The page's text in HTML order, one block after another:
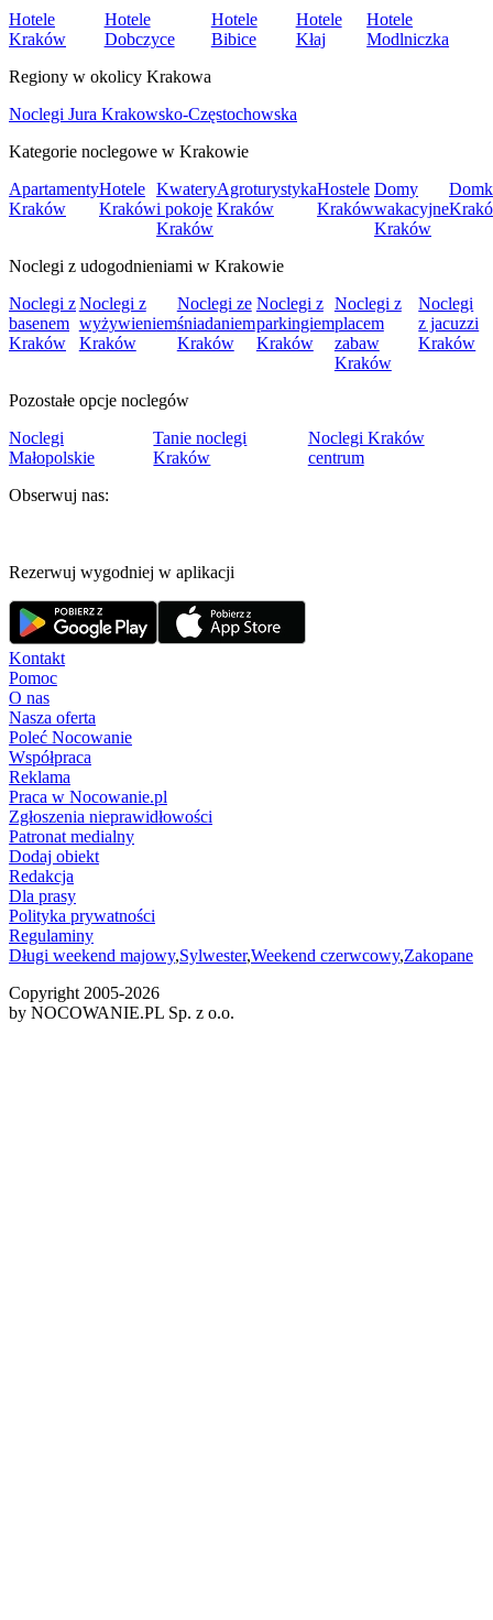
Hotele
Kraków
Hotele
Dobczyce
Hotele
Bibice
Hotele
Kłaj
Hotele
Modlniczka
Regiony w okolicy Krakowa
Noclegi Jura Krakowsko-Częstochowska
Kategorie noclegowe w Krakowie
Apartamenty
Kraków
Hotele
Kraków
Kwatery
i pokoje
Kraków
Agroturystyka
Kraków
Hostele
Kraków
Domy
wakacyjne
Kraków
Noclegi z udogodnieniami w Krakowie
Noclegi z
basenem
Kraków
Noclegi z
wyżywieniem
Kraków
Noclegi ze
śniadaniem
Kraków
Noclegi z
parkingiem
Kraków
Noclegi z
placem
zabaw
Kraków
Noclegi
z jacuzzi
Kraków
Pozostałe opcje noclegów
Noclegi
Małopolskie
Tanie noclegi
Kraków
Noclegi Kraków
centrum
Obserwuj nas:
Rezerwuj wygodniej w aplikacji
Kontakt
Pomoc
O nas
Nasza oferta
Poleć Nocowanie
Współpraca
Reklama
Praca w Nocowanie.pl
Zgłoszenia nieprawidłowości
Patronat medialny
Dodaj obiekt
Redakcja
Dla prasy
Polityka prywatności
Regulaminy
Długi weekend majowy,Sylwester,Weekend czerwcowy,Zakopane
Copyright 2005-2026
by NOCOWANIE.PL Sp. z o.o.